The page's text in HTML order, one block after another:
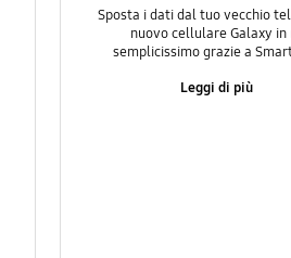
Sposta i dati dal tuo vecchio
nuovo cellulare Galaxy in
semplicissimo grazie a
Leggi di più